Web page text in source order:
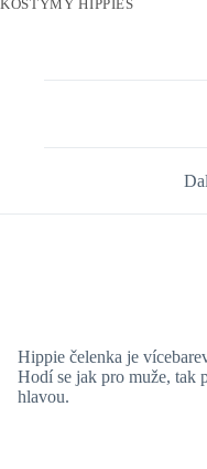
KOSTÝMY HIPPIES
Hippie čelenka je
Hodí se jak pro muže, tak
hlavou.